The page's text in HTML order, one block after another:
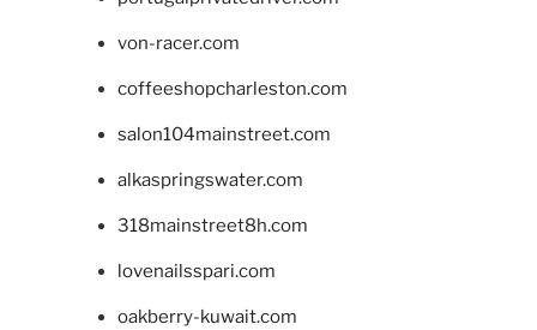
von-racer.com
coffeeshopcharleston.com
salon104mainstreet.com
alkaspringswater.com
318mainstreet8h.com
lovenailsspari.com
oakberry-kuwait.com